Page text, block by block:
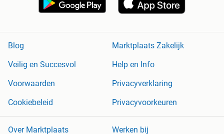
Blog
Marktplaats Zakelijk
Veilig en Succesvol
Help en Info
Voorwaarden
Privacyverklaring
Cookiebeleid
Privacyvoorkeuren
Over Marktplaats Werken bij